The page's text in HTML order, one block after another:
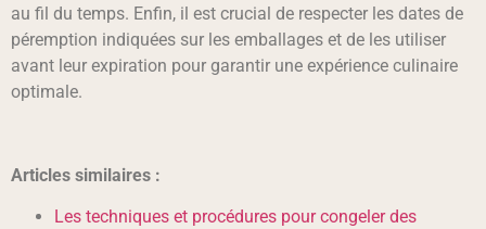
au fil du temps. Enfin, il est crucial de respecter les dates de
péremption indiquées sur les emballages et de les utiliser
avant leur expiration pour garantir une expérience culinaire
optimale.
Articles similaires :
Les techniques et procédures pour congeler des